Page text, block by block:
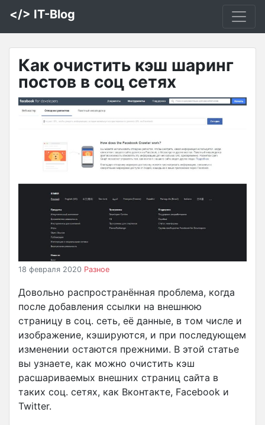
</> IT-Blog
Как очистить кэш шаринг
постов в соц сетях
18 февраля 2020 Разное
Довольно распространённая проблема, когда
после добавления ссылки на внешнюю
страницу в соц. сеть, её данные, в том числе и
изображение, кэшируются, и при последующем
изменении остаются прежними. В этой статье
вы узнаете, как можно очистить кэш
расшариваемых внешних страниц сайта в
таких соц. сетях, как Вконтакте, Facebook и
Twitter.